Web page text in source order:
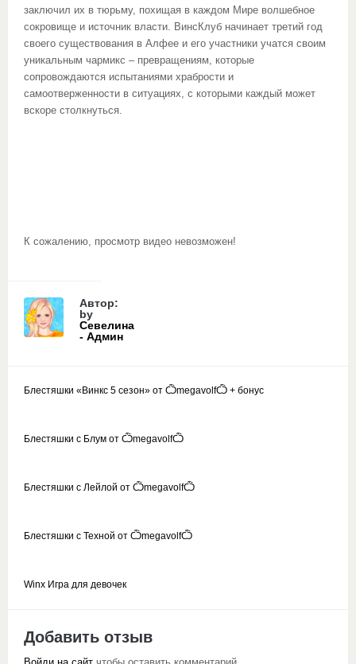
заключил их в тюрьму, похищая в каждом Мире волшебное
сокровище и источник власти. ВинсКлуб начинает третий год
своего существования в Алфее и его участники учатся своим
уникальным чармикс – превращениям, которые
сопровождаются испытаниями храбрости и
самоотверженности в ситуациях, с которыми каждый может
вскоре столкнуться.
К сожалению, просмотр видео невозможен!
Автор:
by
Севелина
- Админ
Блестяшки «Винкс 5 сезон» от ѼmegavolfѼ + бонус
Блестяшки с Блум от ѼmegavolfѼ
Блестяшки с Лейлой от ѼmegavolfѼ
Блестяшки с Техной от ѼmegavolfѼ
Winx Игра для девочек
Добавить отзыв